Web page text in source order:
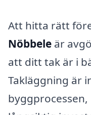
Att hitta rätt
Nöbbele är
att ditt tak är i
Takläggning är